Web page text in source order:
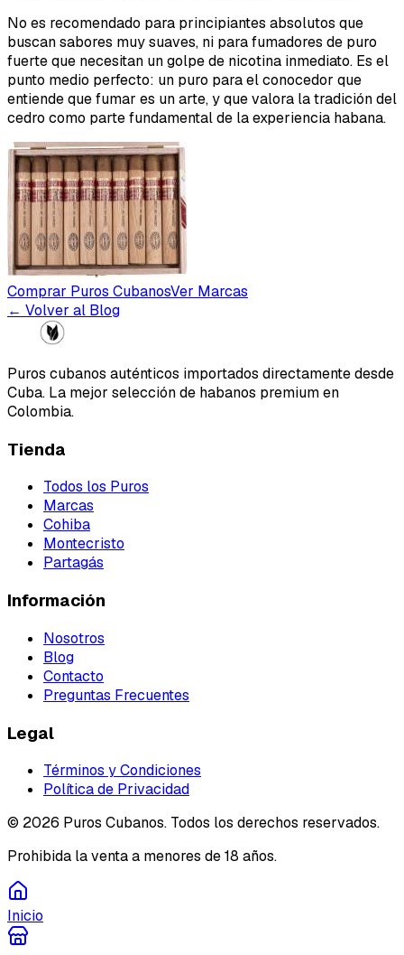
No es recomendado para principiantes absolutos que
buscan sabores muy suaves, ni para fumadores de puro
fuerte que necesitan un golpe de nicotina inmediato. Es el
punto medio perfecto: un puro para el conocedor que
entiende que fumar es un arte, y que valora la tradición del
cedro como parte fundamental de la experiencia habana.
Comprar Puros CubanosVer Marcas
← Volver al Blog
Puros cubanos auténticos importados directamente desde
Cuba. La mejor selección de habanos premium en
Colombia.
Tienda
Todos los Puros
Marcas
Cohiba
Montecristo
Partagás
Información
Nosotros
Blog
Contacto
Preguntas Frecuentes
Legal
Términos y Condiciones
Política de Privacidad
© 2026 Puros Cubanos. Todos los derechos reservados.
Prohibida la venta a menores de 18 años.
Inicio